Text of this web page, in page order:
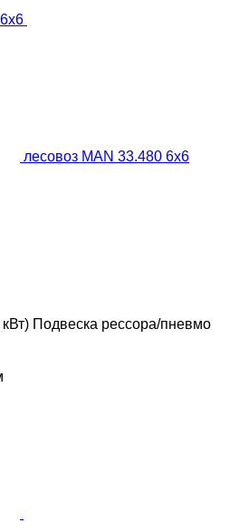
лесовоз MAN 33.480 6x6
Подвеска рессора/пневмо